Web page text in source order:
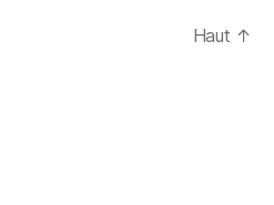
Haut ↑